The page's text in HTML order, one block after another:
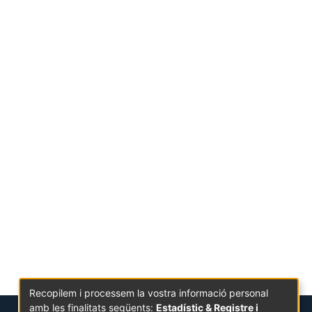
Recopilem i processem la vostra informació personal
amb les finalitats següents: Estadístic & Registre i